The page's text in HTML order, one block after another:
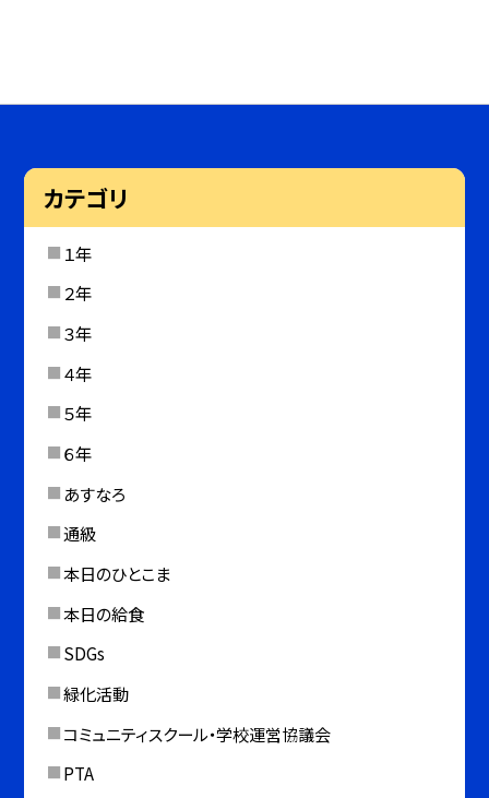
カテゴリ
１年
２年
３年
４年
５年
６年
あすなろ
通級
本日のひとこま
本日の給食
SDGs
緑化活動
コミュニティスクール・学校運営協議会
PTA